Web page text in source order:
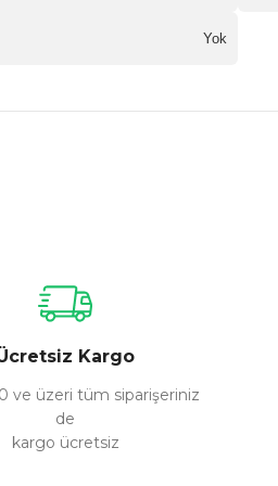
Yok
Kargo
ve üzeri tüm siparişeriniz
de
kargo ücretsiz